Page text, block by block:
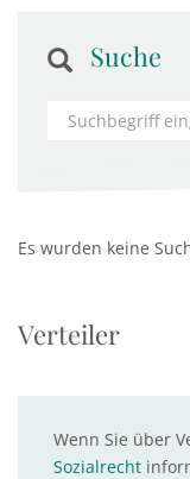
Suche
Es wurden keine
Verteiler
Wenn Sie über
Sozialrecht